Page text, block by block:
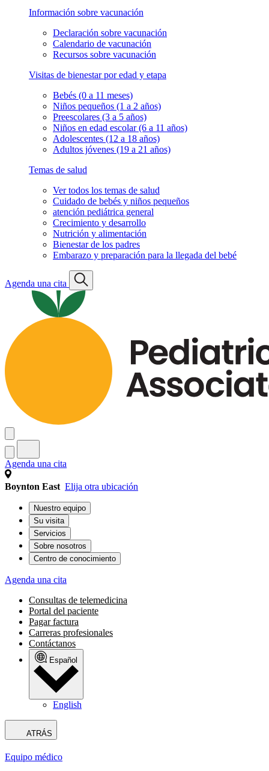
Información sobre vacunación
Declaración sobre vacunación
Calendario de vacunación
Recursos sobre vacunación
Visitas de bienestar por edad y etapa
Bebés (0 a 11 meses)
Niños pequeños (1 a 2 años)
Preescolares (3 a 5 años)
Niños en edad escolar (6 a 11 años)
Adolescentes (12 a 18 años)
Adultos jóvenes (19 a 21 años)
Temas de salud
Ver todos los temas de salud
Cuidado de bebés y niños pequeños
atención pediátrica general
Crecimiento y desarrollo
Nutrición y alimentación
Bienestar de los padres
Embarazo y preparación para la llegada del bebé
Agenda una cita
Agenda una cita
Boynton East Elija otra ubicación
Nuestro equipo
Su visita
Servicios
Sobre nosotros
Centro de conocimiento
Agenda una cita
Consultas de telemedicina
Portal del paciente
Pagar factura
Carreras profesionales
Contáctanos
Español
English
ATRÁS
Equipo médico